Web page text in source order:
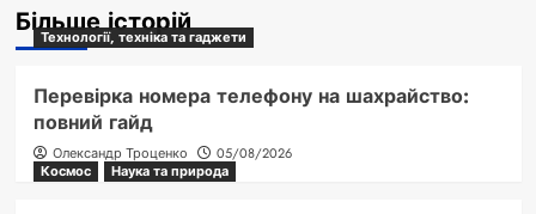
Більше історій
Технології, техніка та гаджети
Перевірка номера телефону на шахрайство:
повний гайд
Олександр Троценко
05/08/2026
Космос
Наука та природа